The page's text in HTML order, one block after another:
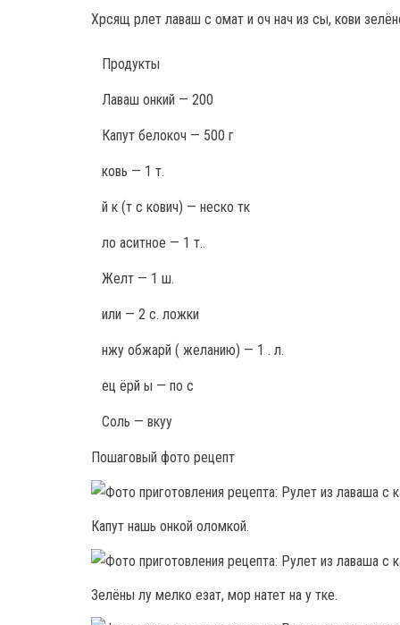
Хрсящ рлет лаваш с омат и оч нач из сы, кови
Продукты
Лаваш онкий — 200
Капут белокоч — 500 г
ковь — 1 т.
й к (т с кович) — неско тк
ло аситное — 1 т..
Желт — 1 ш.
или — 2 с. ложки
нжу обжарй ( желанию) — 1 . л.
ец ёрй ы — по с
Соль — вкуу
Пошаговый фото рецепт
Капут нашь онкой оломкой.
Зелёны лу мелко езат, мор натет на у тке.